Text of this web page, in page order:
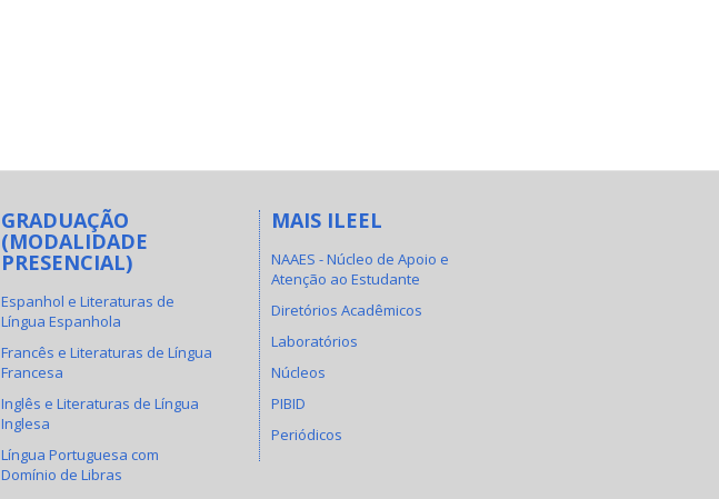
GRADUAÇÃO
(MODALIDADE
PRESENCIAL)
Espanhol e Literaturas de
Língua Espanhola
Francês e Literaturas de Língua
Francesa
Inglês e Literaturas de Língua
Inglesa
Língua Portuguesa com
Domínio de Libras
MAIS ILEEL
NAAES - Núcleo de Apoio e
Atenção ao Estudante
Diretórios Acadêmicos
Laboratórios
Núcleos
PIBID
Periódicos